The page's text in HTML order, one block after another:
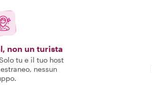
non un turista
tu e il tuo host
nessun